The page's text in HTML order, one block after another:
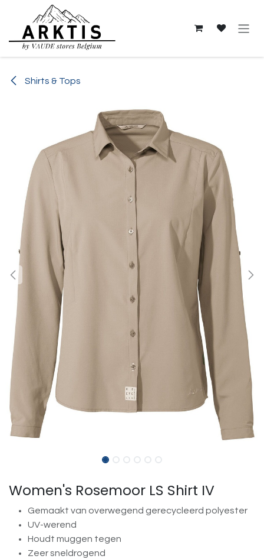
Overslaan naar inhoud
Shirts & Tops
Women's Rosemoor LS Shirt IV
Gemaakt van overwegend gerecycleerd polyester
UV-werend
Houdt muggen tegen
Zeer sneldrogend